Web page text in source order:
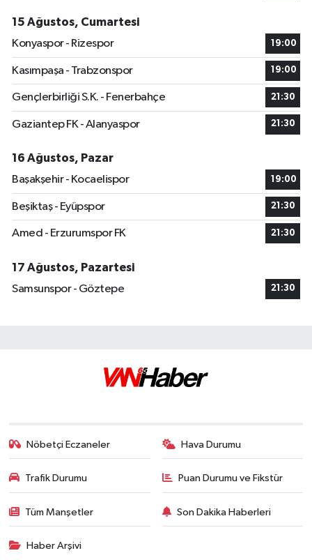
15 Ağustos, Cumartesi
Konyaspor - Rizespor
19:00
Kasımpaşa - Trabzonspor 19:00
Gençlerbirliği S.K. - Fenerbahçe 21:30
Gaziantep FK - Alanyaspor 21:30
16 Ağustos, Pazar
Başakşehir - Kocaelispor
19:00
Beşiktaş - Eyüpspor 21:30
Amed - Erzurumspor FK 21:30
17 Ağustos, Pazartesi
Samsunspor - Göztepe
21:30
Nöbetçi Eczaneler Hava Durumu
Trafik Durumu Puan Durumu ve Fikstür
Tüm Manşetler Son Dakika Haberleri
Haber Arşivi